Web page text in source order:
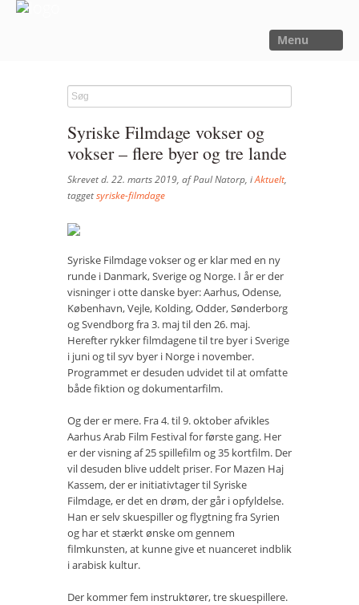
Menu
FORSKNING
Om Sager der Samler
Politikker og vedtægter
Syriske Filmdage vokser og
vokser – flere byer og tre lande
Skrevet d. 22. marts 2019, af Paul Natorp, iAktuelt,
taggetsyriske-filmdage
Syriske Filmdage vokser og er klar med en ny
runde i Danmark, Sverige og Norge. I år er der
visninger i otte danske byer: Aarhus, Odense,
København, Vejle, Kolding, Odder, Sønderborg
og Svendborg fra 3. maj til den 26. maj.
Herefter rykker filmdagene til tre byer i Sverige
i juni og til syv byer i Norge i november.
Programmet er desuden udvidet til at omfatte
både fiktion og dokumentarfilm.
Og der er mere. Fra 4. til 9. oktober afvikles
Aarhus Arab Film Festival for første gang. Her
er der visning af 25 spillefilm og 35 kortfilm. Der
vil desuden blive uddelt priser. For Mazen Haj
Kassem, der er initiativtager til Syriske
Filmdage, er det en drøm, der går i opfyldelse.
Han er selv skuespiller og flygtning fra Syrien
og har et stærkt ønske om gennem
filmkunsten, at kunne give et nuanceret indblik
i arabisk kultur.
Der kommer fem instruktører, tre skuespillere.